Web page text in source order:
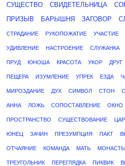
СУЩЕСТВО
СВИДЕТЕЛЬНИЦА
ПРИЗЫВ
БАРЫШНЯ ЗАГОВОР
СТРАДАНИЕ РУКОПОЖАТИЕ УЧАСТИЕ
УДИВЛЕНИЕ НАСТРОЕНИЕ СЛУЖАНКА
ПРУД ЮНОША КРАСОТА УКОР ДРУГ
ПЕЩЕРА ИЗУМЛЕНИЕ УПРЕК ЕЗДА
МИРОЗДАНИЕ ДУХ СИМВОЛ СТОН
АННА ЛОЖЬ СОПОСТАВЛЕНИЕ ОКНО
ПРОСТРАНСТВО СУЩЕСТВОВАНИЕ
ЮНЕЦ ЗАЧИН ПРЕЗУМПЦИЯ ПАКТ
ОТЧАЯНИЕ КОМАНДА МАТЬ
ТРЕУГОЛЬНИК ПЕРЕГЛЯДКА ПИКВИК